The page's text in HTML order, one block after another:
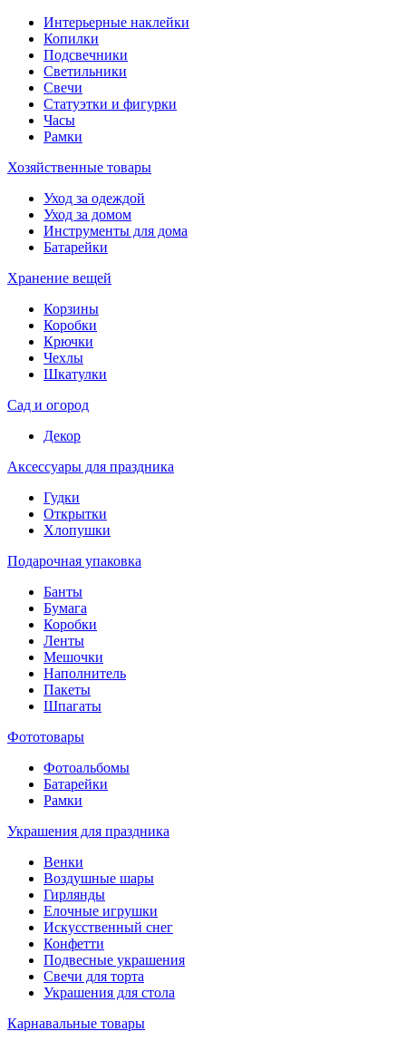
Интерьерные наклейки
Копилки
Подсвечники
Светильники
Свечи
Статуэтки и фигурки
Часы
Рамки
Хозяйственные товары
Уход за одеждой
Уход за домом
Инструменты для дома
Батарейки
Хранение вещей
Корзины
Коробки
Крючки
Чехлы
Шкатулки
Сад и огород
Декор
Аксессуары для праздника
Гудки
Открытки
Хлопушки
Подарочная упаковка
Банты
Бумага
Коробки
Ленты
Мешочки
Наполнитель
Пакеты
Шпагаты
Фототовары
Фотоальбомы
Батарейки
Рамки
Украшения для праздника
Венки
Воздушные шары
Гирлянды
Елочные игрушки
Искусственный снег
Конфетти
Подвесные украшения
Свечи для торта
Украшения для стола
Карнавальные товары